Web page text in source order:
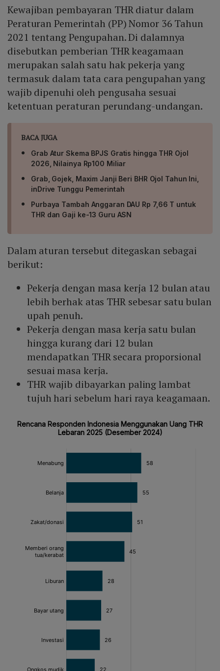
Kewajiban pembayaran THR diatur dalam
Peraturan Pemerintah (PP) Nomor 36 Tahun
2021 tentang Pengupahan. Di dalamnya
disebutkan pemberian THR keagamaan
merupakan salah satu hak pekerja yang
termasuk dalam tata cara pengupahan yang
wajib dipenuhi oleh pengusaha sesuai
ketentuan peraturan perundang-undangan.
BACA JUGA
Grab Atur Skema BPJS Gratis hingga THR Ojol
2026, Nilainya Rp100 Miliar
Grab, Gojek, Maxim Janji Beri BHR Ojol Tahun Ini,
inDrive Tunggu Pemerintah
Purbaya Tambah Anggaran DAU Rp 7,66 T untuk
THR dan Gaji ke-13 Guru ASN
Dalam aturan tersebut ditegaskan sebagai
berikut:
Pekerja dengan masa kerja 12 bulan atau
lebih berhak atas THR sebesar satu bulan
upah penuh.
Pekerja dengan masa kerja satu bulan
hingga kurang dari 12 bulan
mendapatkan THR secara proporsional
sesuai masa kerja.
THR wajib dibayarkan paling lambat
tujuh hari sebelum hari raya keagamaan.